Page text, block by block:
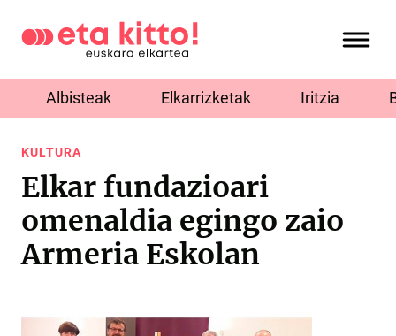
Albisteak Elkarrizketak Iritzia
KULTURA
Elkar fundazioari
omenaldia egingo zaio
Armeria Eskolan